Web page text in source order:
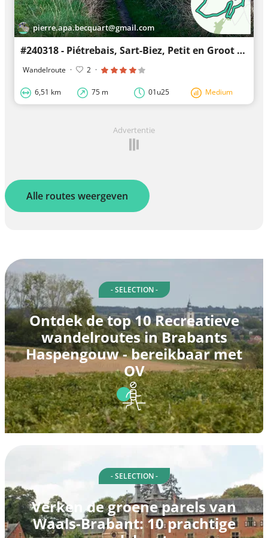
pierre.apa.becquart@gmail.com
#240318 - Piétrebais, Sart-Biez, Petit en Groot Haquedau***
Wandelroute · 2 ·
6,51 km 75 m 01u25 Medium
Advertentie
Alle routes weergeven
- SELECTION -
Ontdek de top 10 Recreatieve
wandelroutes in Brabants
Haspengouw - bereikbaar met
OV
- SELECTION -
Verken de groene parels van
Waals-Brabant: 10 prachtige